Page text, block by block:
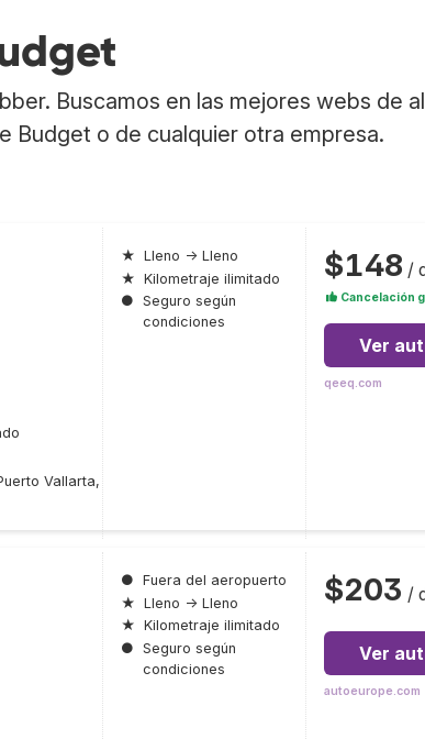
Buscamos en las mejores webs de
Budget o de cualquier otra empresa.
Vallarta,
★ Lleno → Lleno
★ Kilometraje ilimitado
● Seguro según
condiciones
$148 /
Cancelación
Ver
qeeq.com
● Fuera del aeropuerto
★ Lleno → Lleno
★ Kilometraje ilimitado
● Seguro según
condiciones
$203 /
Ver
autoeurope.com